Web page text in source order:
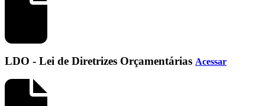
LDO - Lei de Diretrizes Orçamentárias Acessar